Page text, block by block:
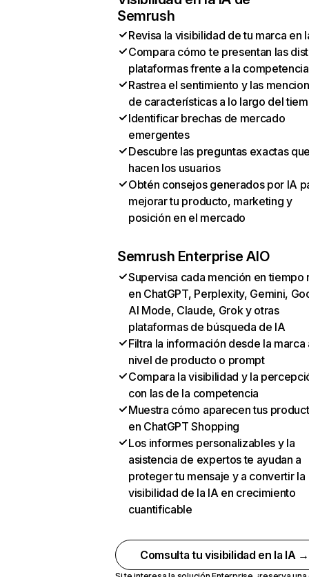
Semrush
Revisa la visibilidad de tu marca en
Compara cómo te presentan las
plataformas frente a la competencia
Rastrea el sentimiento y las
de características a lo largo del
Identificar brechas de mercado
emergentes
Descubre las preguntas exactas
hacen los usuarios
Obtén consejos generados por IA
mejorar tu producto, marketing y
posición en el mercado
Semrush Enterprise AIO
Supervisa cada mención en tiempo
en ChatGPT, Perplexity, Gemini,
AI Mode, Claude, Grok y otras
plataformas de búsqueda de IA
Filtra la información desde la marca
nivel de producto o prompt
Compara la visibilidad y la
con las de la competencia
Muestra cómo aparecen tus
en ChatGPT Shopping
Los informes personalizables y la
asistencia de expertos te ayudan a
proteger tu mensaje y a convertir la
visibilidad de la IA en crecimiento
cuantificable
Comsulta tu visibilidad en la IA →